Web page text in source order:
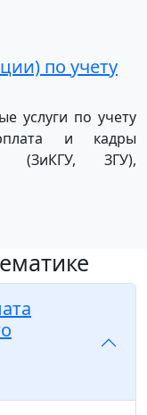
по учету
услуги по учету
и кадры
(ЗиКГУ, ЗГУ),